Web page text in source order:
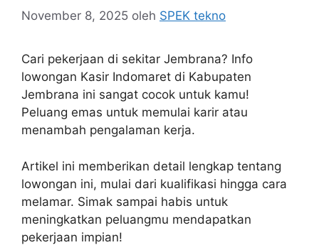
November 8, 2025 oleh SPEK tekno
Cari pekerjaan di sekitar Jembrana? Info
lowongan Kasir Indomaret di Kabupaten
Jembrana ini sangat cocok untuk kamu!
Peluang emas untuk memulai karir atau
menambah pengalaman kerja.
Artikel ini memberikan detail lengkap tentang
lowongan ini, mulai dari kualifikasi hingga cara
melamar. Simak sampai habis untuk
meningkatkan peluangmu mendapatkan
pekerjaan impian!